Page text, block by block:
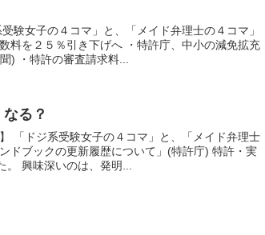
験女子の４コマ」と、「メイド弁理士の４コマ」
料を２５％引き下げへ ・特許庁、中小の減免拡充
) ・特許の審査請求料...
る？
「ドジ系受験女子の４コマ」と、「メイド弁理士
ドブックの更新履歴について」(特許庁) 特許・実
興味深いのは、発明...